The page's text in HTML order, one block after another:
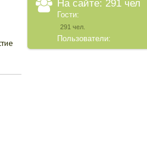
На сайте: 291 чел
Гости:
291 чел.
Пользователи: